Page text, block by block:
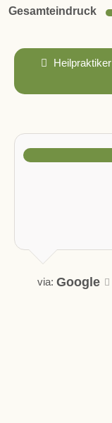
Gesamteindruck
Heilpraktiker
via: Google